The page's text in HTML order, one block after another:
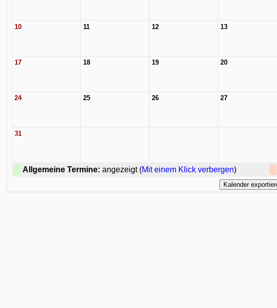
10 11 12 13
17 18 19 20
24 25 26 27
31
Allgemeine Termine: angezeigt (Mit einem Klick verbergen)